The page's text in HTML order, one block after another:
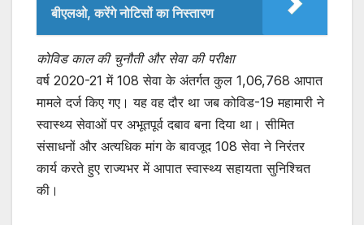
बीएलओ, करेंगे नोटिसों का निस्तारण
कोविड काल की चुनौती और सेवा की परीक्षा
वर्ष 2020-21 में 108 सेवा के अंतर्गत कुल 1,06,768 आपात
मामले दर्ज किए गए। यह वह दौर था जब कोविड-19 महामारी ने
स्वास्थ्य सेवाओं पर अभूतपूर्व दबाव बना दिया था। सीमित
संसाधनों और अत्यधिक मांग के बावजूद 108 सेवा ने निरंतर
कार्य करते हुए राज्यभर में आपात स्वास्थ्य सहायता सुनिश्चित
की।